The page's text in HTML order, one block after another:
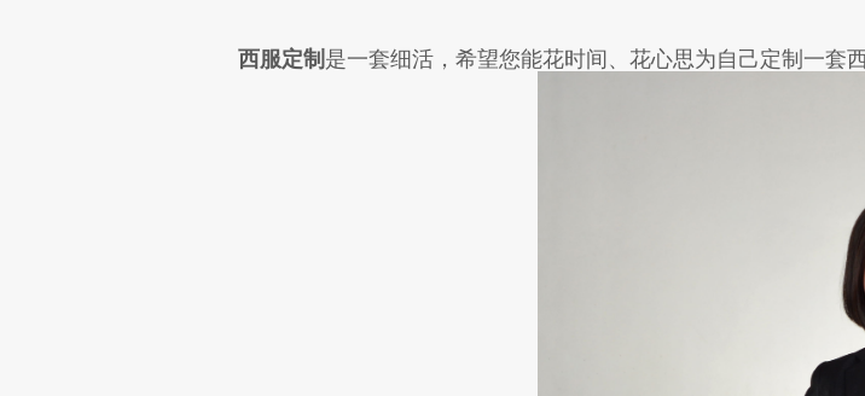
西服定制 是一套细活，希望您能花时间、花心思为自己定制一套西